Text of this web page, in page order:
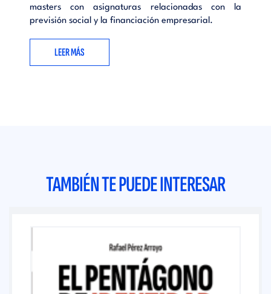
masters con asignaturas relacionadas con la
previsión social y la financiación empresarial.
LEER MÁS
TAMBIÉN TE PUEDE INTERESAR